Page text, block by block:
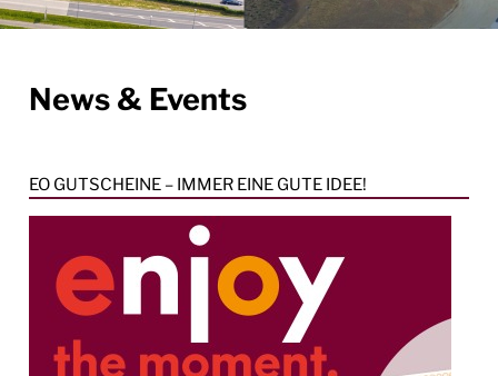
News & Events
EO GUTSCHEINE – IMMER EINE GUTE IDEE!